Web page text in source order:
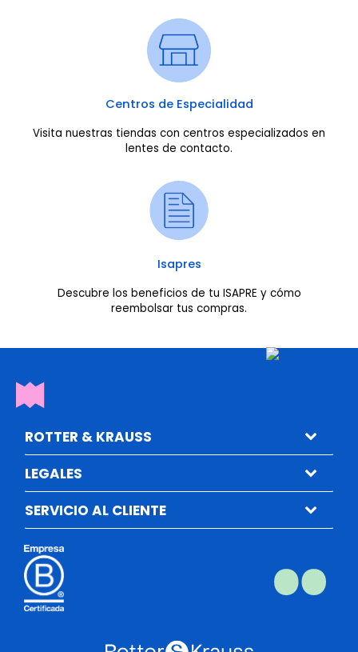
Centros de Especialidad
Visita nuestras tiendas con centros especializados en
lentes de contacto.
Isapres
Descubre los beneficios de tu ISAPRE y cómo
reembolsar tus compras.
ROTTER & KRAUSS
LEGALES
SERVICIO AL CLIENTE